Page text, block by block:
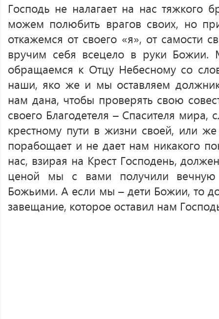
Господь не налагает на нас тяжкого
можем полюбить врагов своих, но
откажемся от своего «я», от самости
вручим себя всецело в руки
обращаемся к Отцу Небесному со
наши, яко же и мы оставляем
нам дана, чтобы проверять свою
своего Благодетеля – Спасителя
крестному пути в жизни своей, или
порабощает и не дает нам никакого
нас, взирая на Крест Господень,
ценой мы с вами получили
Божьими. А если мы – дети Божии, то
завещание, которое оставил нам